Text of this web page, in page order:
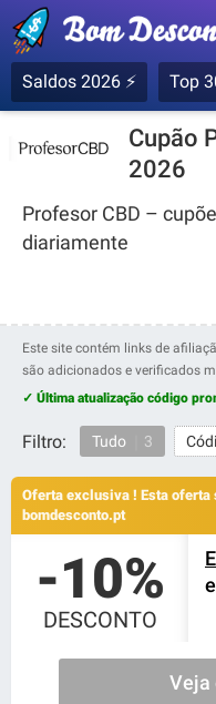
Saldos 2026 ⚡ Top
Cupão
2026
Profesor CBD –
diariamente
Este site contém links de
são adicionados e verificados
✓ Última atualização código
Filtro: Tudo 3
Oferta exclusiva ! Esta
bomdesconto.pt
-10%
DESCONTO
Veja